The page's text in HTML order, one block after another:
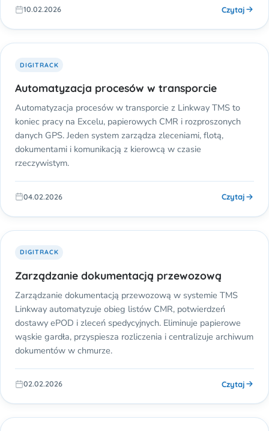
10.02.2026 Czytaj
DIGITRACK
Automatyzacja procesów w transporcie
Automatyzacja procesów w transporcie z Linkway TMS to
koniec pracy na Excelu, papierowych CMR i rozproszonych
danych GPS. Jeden system zarządza zleceniami, flotą,
dokumentami i komunikacją z kierowcą w czasie
rzeczywistym.
04.02.2026 Czytaj
DIGITRACK
Zarządzanie dokumentacją przewozową
Zarządzanie dokumentacją przewozową w systemie TMS
Linkway automatyzuje obieg listów CMR, potwierdzeń
dostawy ePOD i zleceń spedycyjnych. Eliminuje papierowe
wąskie gardła, przyspiesza rozliczenia i centralizuje archiwum
dokumentów w chmurze.
02.02.2026 Czytaj